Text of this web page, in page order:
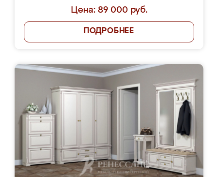
Цена: 89 000 руб.
ПОДРОБНЕЕ